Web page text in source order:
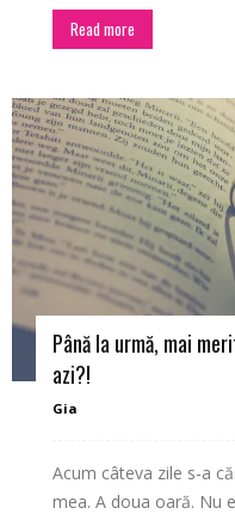
Read more
Până la urmă, mai
azi?!
Gia
Acum câteva zile s-a
mea. A doua oară. Nu